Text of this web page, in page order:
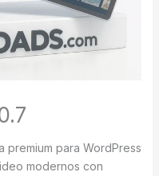
premium para WordPress
modernos con